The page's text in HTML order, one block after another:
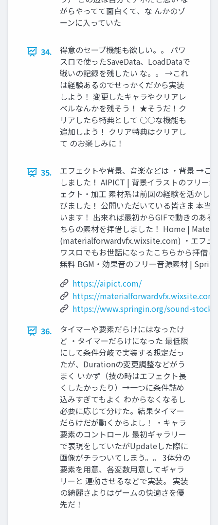
がらやってて面白くて、な んかのゾ
ーンに入っていた
34.
得意のセーブ機能も欲しい。。 パワ
スロで使ったSaveData、LoadDataで
戦いの記録を残したい な。。 →これ
は経験あるのでせっかくだから実装
しよう！ 変更したキャラやクリアレ
ベルなんかを残そう！ ★そうだ！ク
リアしたら特典として ○○な機能も
追加しよう！ クリア特典はクリアし
て のお楽しみに！
35.
エフェクトや背景、音楽などは ・背景 →こ
しました！ AIPICT | 背景イラストのフリー
ェクト・加工 素材系は前回の経験を活かし
びました！ 公開いただいている皆さま 本当
います！ 出来れば最初からGIFで動きのあ
ちらの素材を拝借しました！ Home |
(materialforwardvfx.wixsite.com) ・エフェ
ワスロでもお世話になったこちらから拝借
無料 BGM・効果音のフリー音源素材 |
https://aipict.com/
https://
https://www.springin.org/sound-
36.
タイマーや要素だらけにはなったけ
ど ・タイマーだらけになった 最低限
にして条件分岐で実装する想定だっ
たが、Durationの変更調整などがう
まく いかず（技の時はエフェクト長
くしたかったり）→一つに条件詰め
込みすぎてもよく わからなくなるし
必要に応じて分けた。結果タイマー
だらけだが動くからよし！ ・キャラ
要素のコントロール 最初ギャラリー
で表現をしていたがUpdateした際に
画像がチラついてしまう。。 3体分の
要素を用意、各変数用意してギャラ
リーと 連動させるなどで実装。 実装
の綺麗さよりはゲームの快適さを優
先だ！